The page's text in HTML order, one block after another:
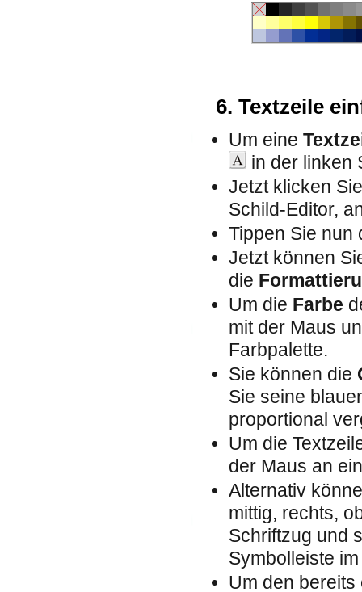
6. Textzeile
Um eine
in der linken
Jetzt klicken
Schild-Editor,
Tippen Sie nun
Jetzt können
die
Um die Farbe
mit der Maus
Farbpalette.
Sie können die
Sie seine
proportional
Um die
der Maus an
Alternativ
mittig, rechts,
Schriftzug und
Symbolleiste
Um den